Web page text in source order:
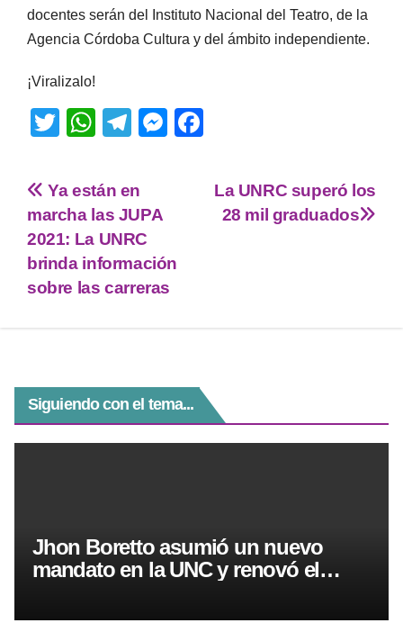
docentes serán del Instituto Nacional del Teatro, de la
Agencia Córdoba Cultura y del ámbito independiente.
¡Viralizalo!
T
tt
er
W
at
s
A
p
p
T
e
gr
a
m
M
g
er
cLa UNRC superó los
28 mil graduados
Ya están en
marcha las JUPA
2021: La UNRC
brinda información
sobre las carreras
Siguiendo con el tema...
Jhon Boretto asumió un nuevo
mandato en la UNC y renovó el